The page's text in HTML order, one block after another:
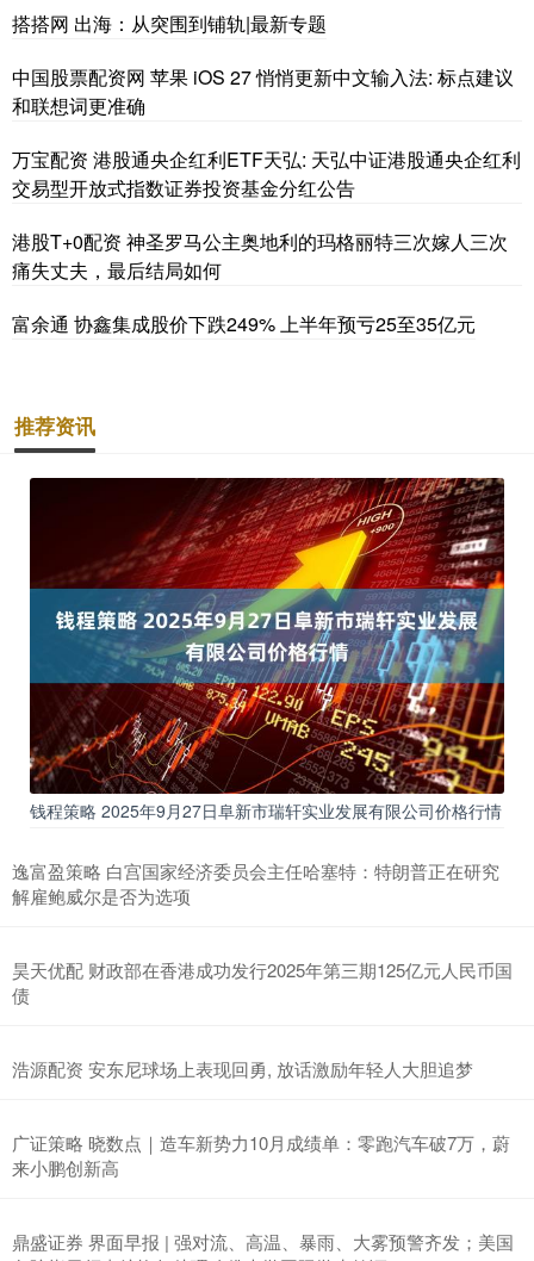
搭搭网 出海：从突围到铺轨|最新专题
中国股票配资网 苹果 iOS 27 悄悄更新中文输入法: 标点建议
和联想词更准确
万宝配资 港股通央企红利ETF天弘: 天弘中证港股通央企红利
交易型开放式指数证券投资基金分红公告
港股T+0配资 神圣罗马公主奥地利的玛格丽特三次嫁人三次
痛失丈夫，最后结局如何
富余通 协鑫集成股价下跌249% 上半年预亏25至35亿元
推荐资讯
钱程策略 2025年9月27日阜新市瑞轩实业发展有限公司价格行情
逸富盈策略 白宫国家经济委员会主任哈塞特：特朗普正在研究
解雇鲍威尔是否为选项
昊天优配 财政部在香港成功发行2025年第三期125亿元人民币国
债
浩源配资 安东尼球场上表现回勇, 放话激励年轻人大胆追梦
广证策略 晓数点｜造车新势力10月成绩单：零跑汽车破7万，蔚
来小鹏创新高
鼎盛证券 界面早报 | 强对流、高温、暴雨、大雾预警齐发；美国